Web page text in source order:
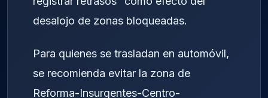
desalojo de zonas bloqueadas.
Para quienes se trasladan en automóvil,
se recomienda evitar la zona de
Reforma-Insurgentes-Centro-